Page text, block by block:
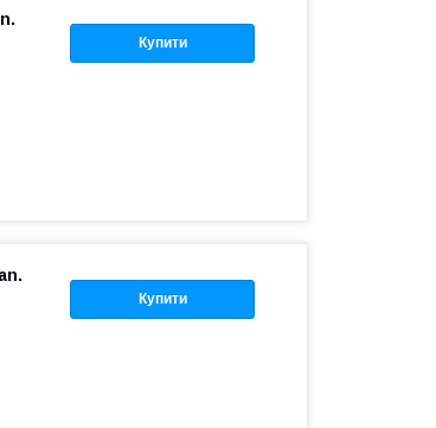
Купити
Купити